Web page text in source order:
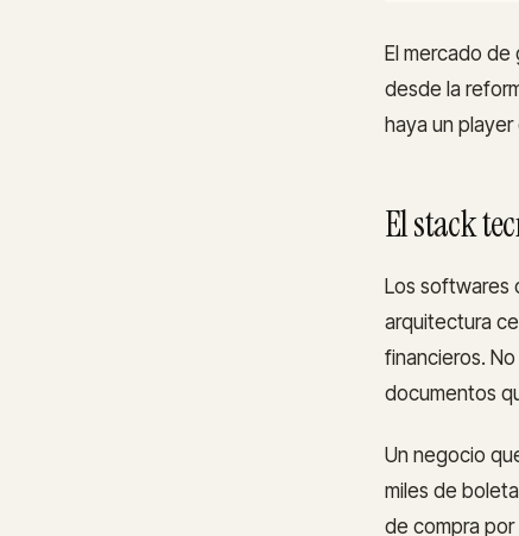
El mercado
desde la
haya un
El stack
Los softwares
arquitectura
financieros.
documentos
Un negocio
miles de
de compra por